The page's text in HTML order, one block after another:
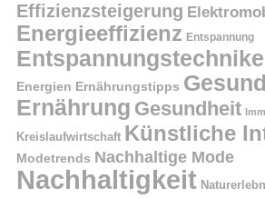
Effizienzsteigerung
Energieeffizienz Entspannung
Energien Ernährungstipps
Ernährung Gesundheit
Kreislaufwirtschaft Künstliche
Modetrends Nachhaltige Mode
Nachhaltigkeit